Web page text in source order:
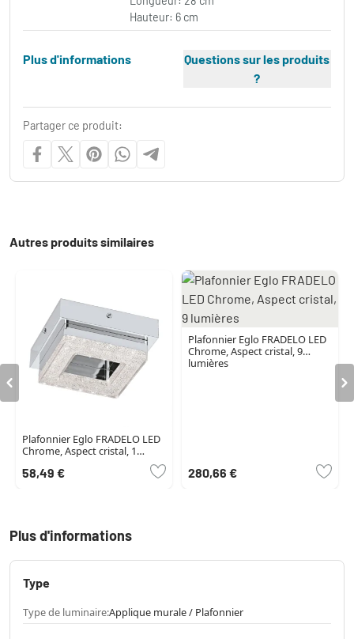
Hauteur: 6 cm
Plus d'informations
Questions sur les produits
?
Partager ce produit:
Autres produits similaires
Plafonnier Eglo FRADELO LED
Chrome, Aspect cristal, 1
58,49 €
Plafonnier Eglo FRADELO LED
Chrome, Aspect cristal, 9
lumières
280,66 €
Plus d'informations
Type
Type de luminaire:Applique murale / Plafonnier